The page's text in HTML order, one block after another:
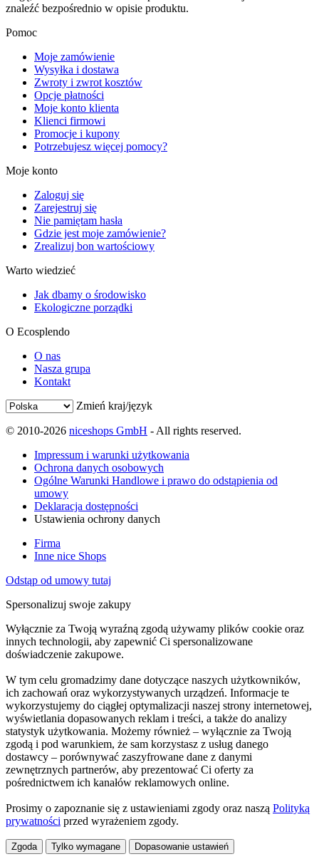
znaleźć bezpośrednio w opisie produktu.
Pomoc
Moje zamówienie
Wysyłka i dostawa
Zwroty i zwrot kosztów
Opcje płatności
Moje konto klienta
Klienci firmowi
Promocje i kupony
Potrzebujesz więcej pomocy?
Moje konto
Zaloguj się
Zarejestruj się
Nie pamiętam hasła
Gdzie jest moje zamówienie?
Zrealizuj bon wartościowy
Warto wiedzieć
Jak dbamy o środowisko
Ekologiczne porządki
O Ecosplendo
O nas
Nasza grupa
Kontakt
Zmień kraj/język
© 2010-2026 niceshops GmbH - All rights reserved.
Impressum i warunki użytkowania
Ochrona danych osobowych
Ogólne Warunki Handlowe i prawo do odstąpienia od
umowy
Deklaracja dostępności
Ustawienia ochrony danych
Firma
Inne nice Shops
Odstąp od umowy tutaj
Spersonalizuj swoje zakupy
Wyłącznie za Twoją wyraźną zgodą używamy plików cookie oraz
innych technologii, aby zapewnić Ci spersonalizowane
doświadczenie zakupowe.
W tym celu gromadzimy dane dotyczące naszych użytkowników,
ich zachowań oraz wykorzystywanych urządzeń. Informacje te
wykorzystujemy do ciągłej optymalizacji naszej strony internetowej,
wyświetlania dopasowanych reklam i treści, a także do analizy
statystyk użytkowania. Możemy również – wyłącznie za Twoją
zgodą i pod warunkiem, że sam korzystasz z usług danego
dostawcy – porównywać zaszyfrowane dane z danymi
zewnętrznych partnerów, aby prezentować Ci oferty za
pośrednictwem ich kanałów reklamowych online.
Prosimy o zapoznanie się z ustawieniami zgody oraz naszą Polityką
prywatności przed wyrażeniem zgody.
Zgoda Tylko wymagane Dopasowanie ustawień